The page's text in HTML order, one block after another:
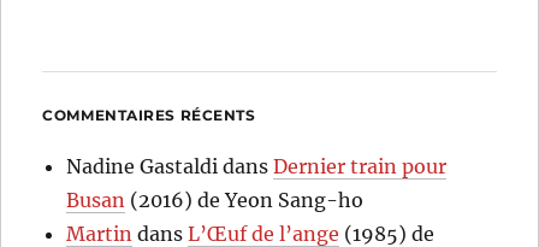
COMMENTAIRES RÉCENTS
Nadine Gastaldi dansDernier train pour
Busan (2016) de Yeon Sang-ho
Martin dansL’Œuf de l’ange (1985) de